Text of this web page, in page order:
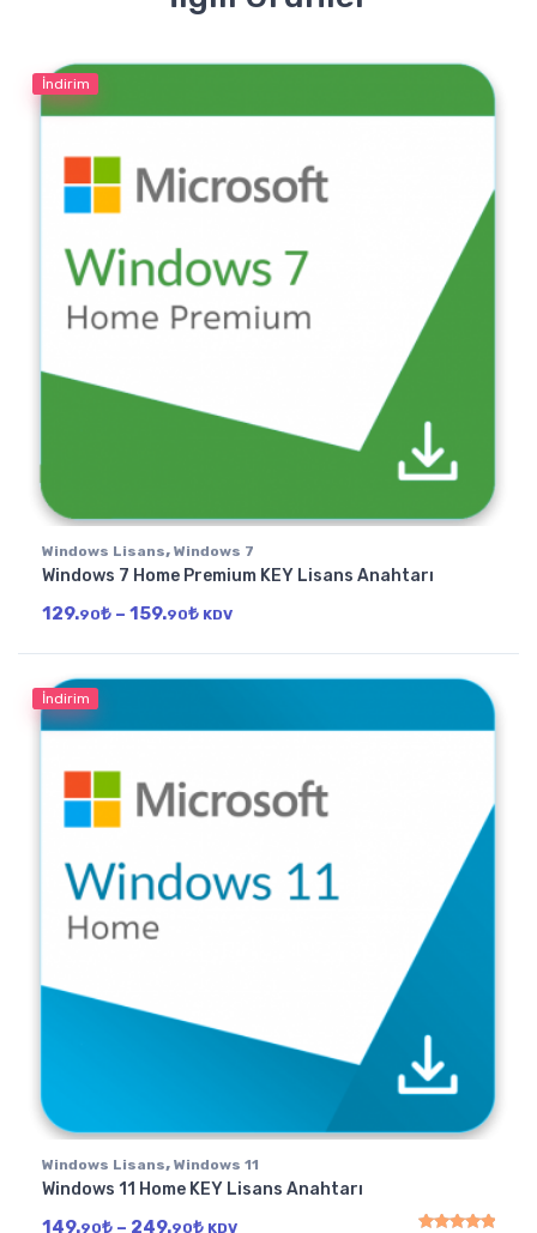
İndirim
Windows Lisans, Windows 7
Windows 7 Home Premium KEY Lisans Anahtarı
129.90₺ – 159.90₺Fiyat aralığı: 129.90₺ - 159.90₺
KDV
İndirim
Windows Lisans, Windows 11
Windows 11 Home KEY Lisans Anahtarı
149.90₺ – 249.90₺Fiyat aralığı: 149.90₺ - 249.90₺
KDV